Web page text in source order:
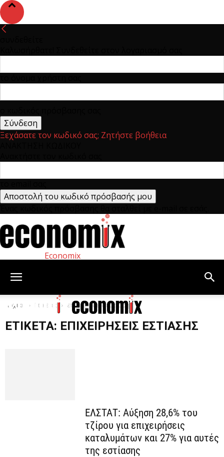
Ξεχάσατε τον κωδικό σας; Ζητήστε βοήθεια
Economix
Αρχική Ετικέτες επιχειρήσεις εστίασης
ΕΤΙΚΈΤΑ: ΕΠΙΧΕΙΡΉΣΕΙΣ ΕΣΤΊΑΣΗΣ
ΕΛΣΤΑΤ: Αύξηση 28,6% του
τζίρου για επιχειρήσεις
καταλυμάτων και 27% για αυτές
της εστίασης